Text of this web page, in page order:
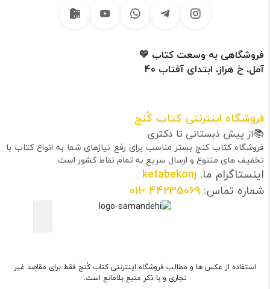
فروشگاهی به وسعت کتاب 💛
آمل، خ هراز، ابتدای آفتاب 40
فروشگاه اینترنتی کتاب کُنج
📚از پیش دبستانی تا دکتری
فروشگاه کتاب کنج بستر مناسب برای رفع نیازهای شما به انواع کتاب با
تخفیف های متنوع و ارسال سریع به تمام نقاط کشور است.
اینستاگرام ما: ketabekonj
شماره تماس: 44235069
-011
استفاده از عکس ها و مطالب فروشگاه اینترنتی کتاب کُنج فقط برای مقاصد غیر
تجاری و با ذکر منبع بلامانع است.